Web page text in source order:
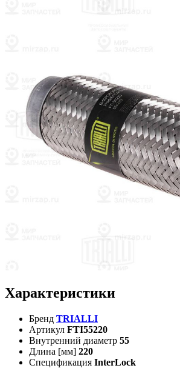
Характеристики
Бренд TRIALLI
Артикул FTI55220
Внутренний диаметр 55
Длина [мм] 220
Спецификация InterLock